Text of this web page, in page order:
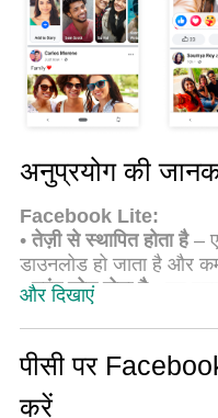
अनुप्रयोग की
Facebook Lite:
• तेज़ी से स्थापित होता है–
डाउनलोड हो जाता है और
•तुरंत लोड होता है- यह
कार्यकुशल बनें. कम डेटा का
अस्थिर इंटरनेट कनेक्शन वाले
और दिखाएं
पीसी पर
करें